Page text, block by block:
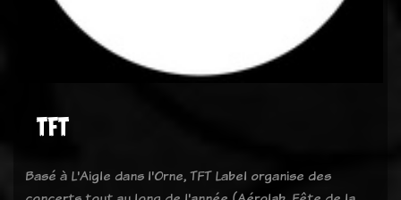
TFT
Basé à L'Aigle dans l'Orne, TFT Label organise des